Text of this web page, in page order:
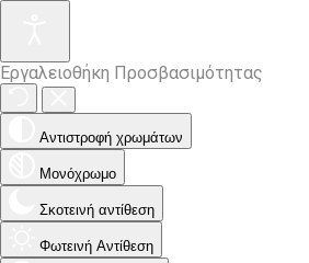
Εργαλειοθήκη Προσβασιμότητας
Αντιστροφή χρωμάτων
Μονόχρωμο
Σκοτεινή αντίθεση
Φωτεινή Αντίθεση